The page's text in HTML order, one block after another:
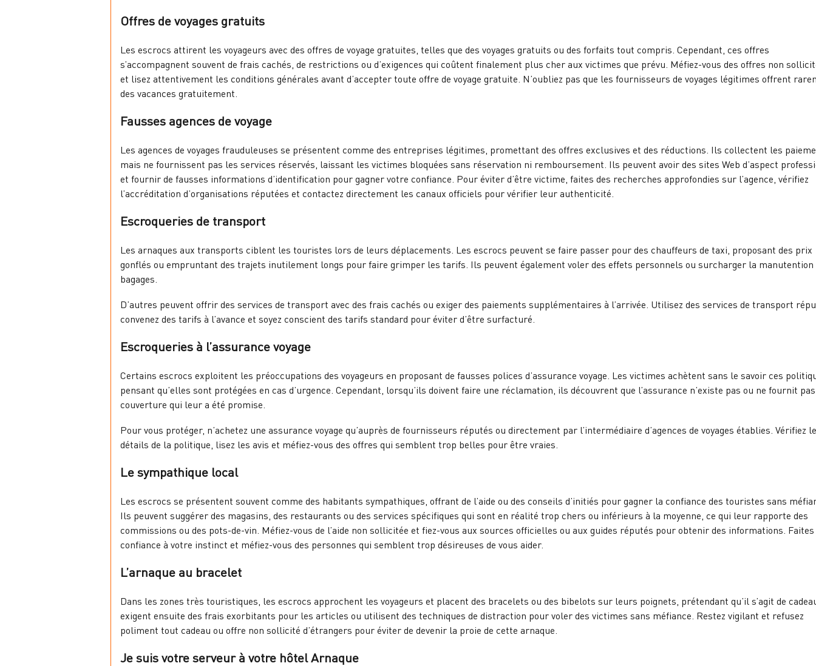
Offres de voyages gratuits
Les escrocs attirent les voyageurs avec des offres de voyage gratuites, telles que des voyages gratuits ou des forfaits tout compris. Cependant, ces offres
s’accompagnent souvent de frais cachés, de restrictions ou d’exigences qui coûtent finalement plus cher aux victimes que prévu. Méfiez-vous des offres non
et lisez attentivement les conditions générales avant d’accepter toute offre de voyage gratuite. N’oubliez pas que les fournisseurs de voyages légitimes offrent
des vacances gratuitement.
Fausses agences de voyage
Les agences de voyages frauduleuses se présentent comme des entreprises légitimes, promettant des offres exclusives et des réductions. Ils collectent les
mais ne fournissent pas les services réservés, laissant les victimes bloquées sans réservation ni remboursement. Ils peuvent avoir des sites Web d’aspect
et fournir de fausses informations d’identification pour gagner votre confiance. Pour éviter d’être victime, faites des recherches approfondies sur l’agence, vérifiez
l’accréditation d’organisations réputées et contactez directement les canaux officiels pour vérifier leur authenticité.
Escroqueries de transport
Les arnaques aux transports ciblent les touristes lors de leurs déplacements. Les escrocs peuvent se faire passer pour des chauffeurs de taxi, proposant des prix
gonflés ou empruntant des trajets inutilement longs pour faire grimper les tarifs. Ils peuvent également voler des effets personnels ou surcharger la manutention
bagages.
D’autres peuvent offrir des services de transport avec des frais cachés ou exiger des paiements supplémentaires à l’arrivée. Utilisez des services de transport
convenez des tarifs à l’avance et soyez conscient des tarifs standard pour éviter d’être surfacturé.
Escroqueries à l’assurance voyage
Certains escrocs exploitent les préoccupations des voyageurs en proposant de fausses polices d’assurance voyage. Les victimes achètent sans le savoir ces
pensant qu’elles sont protégées en cas d’urgence. Cependant, lorsqu’ils doivent faire une réclamation, ils découvrent que l’assurance n’existe pas ou ne fournit
couverture qui leur a été promise.
Pour vous protéger, n’achetez une assurance voyage qu’auprès de fournisseurs réputés ou directement par l’intermédiaire d’agences de voyages établies. Vérifiez
détails de la politique, lisez les avis et méfiez-vous des offres qui semblent trop belles pour être vraies.
Le sympathique local
Les escrocs se présentent souvent comme des habitants sympathiques, offrant de l’aide ou des conseils d’initiés pour gagner la confiance des touristes sans
Ils peuvent suggérer des magasins, des restaurants ou des services spécifiques qui sont en réalité trop chers ou inférieurs à la moyenne, ce qui leur rapporte des
commissions ou des pots-de-vin. Méfiez-vous de l’aide non sollicitée et fiez-vous aux sources officielles ou aux guides réputés pour obtenir des informations. Faites
confiance à votre instinct et méfiez-vous des personnes qui semblent trop désireuses de vous aider.
L’arnaque au bracelet
Dans les zones très touristiques, les escrocs approchent les voyageurs et placent des bracelets ou des bibelots sur leurs poignets, prétendant qu’il s’agit de
exigent ensuite des frais exorbitants pour les articles ou utilisent des techniques de distraction pour voler des victimes sans méfiance. Restez vigilant et refusez
poliment tout cadeau ou offre non sollicité d’étrangers pour éviter de devenir la proie de cette arnaque.
Je suis votre serveur à votre hôtel Arnaque